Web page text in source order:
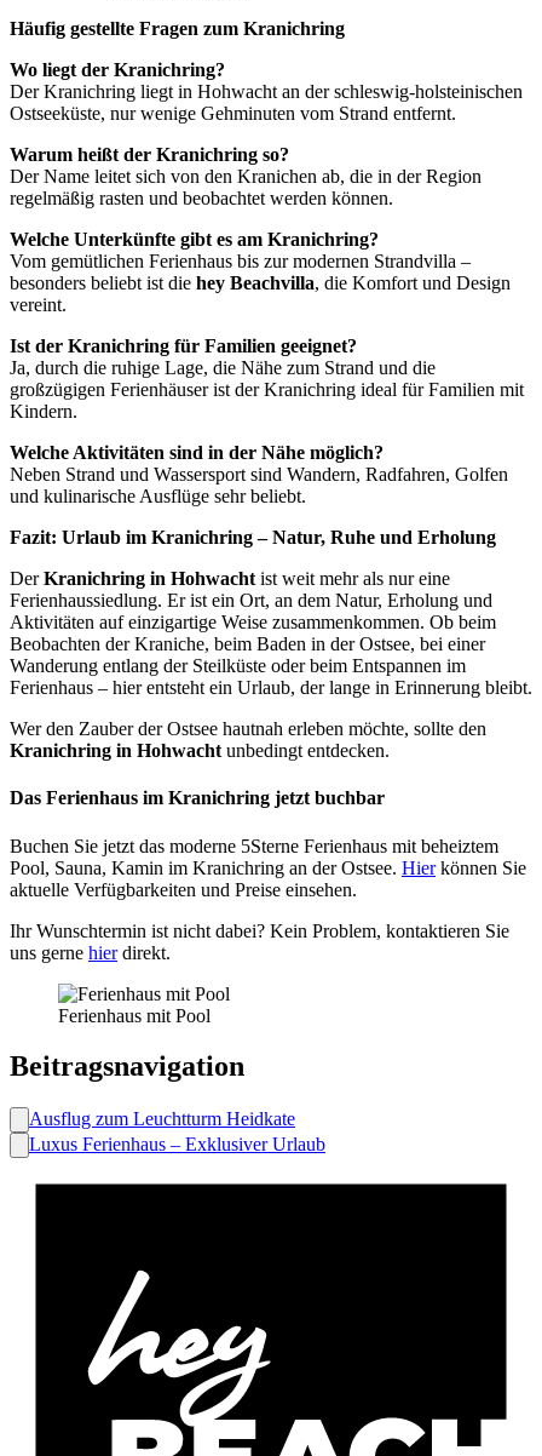
Häufig gestellte Fragen zum Kranichring
Wo liegt der Kranichring?
Der Kranichring liegt in Hohwacht an der schleswig-holsteinischen
Ostseeküste, nur wenige Gehminuten vom Strand entfernt.
Warum heißt der Kranichring so?
Der Name leitet sich von den Kranichen ab, die in der Region
regelmäßig rasten und beobachtet werden können.
Welche Unterkünfte gibt es am Kranichring?
Vom gemütlichen Ferienhaus bis zur modernen Strandvilla –
besonders beliebt ist die hey Beachvilla, die Komfort und Design
vereint.
Ist der Kranichring für Familien geeignet?
Ja, durch die ruhige Lage, die Nähe zum Strand und die
großzügigen Ferienhäuser ist der Kranichring ideal für Familien mit
Kindern.
Welche Aktivitäten sind in der Nähe möglich?
Neben Strand und Wassersport sind Wandern, Radfahren, Golfen
und kulinarische Ausflüge sehr beliebt.
Fazit: Urlaub im Kranichring – Natur, Ruhe und Erholung
DerKranichring in Hohwacht ist weit mehr als nur eine
Ferienhaussiedlung. Er ist ein Ort, an dem Natur, Erholung und
Aktivitäten auf einzigartige Weise zusammenkommen. Ob beim
Beobachten der Kraniche, beim Baden in der Ostsee, bei einer
Wanderung entlang der Steilküste oder beim Entspannen im
Ferienhaus – hier entsteht ein Urlaub, der lange in Erinnerung bleibt.
Wer den Zauber der Ostsee hautnah erleben möchte, sollte den
Kranichring in Hohwacht unbedingt entdecken.
Das Ferienhaus im Kranichring jetzt buchbar
Buchen Sie jetzt das moderne 5Sterne Ferienhaus mit beheiztem
Pool, Sauna, Kamin im Kranichring an der Ostsee. Hierkönnen Sie
aktuelle Verfügbarkeiten und Preise einsehen.
Ihr Wunschtermin ist nicht dabei? Kein Problem, kontaktieren Sie
uns gerne hierdirekt.
Ferienhaus mit Pool
Beitragsnavigation
Ausflug zum Leuchtturm Heidkate
Luxus Ferienhaus – Exklusiver Urlaub